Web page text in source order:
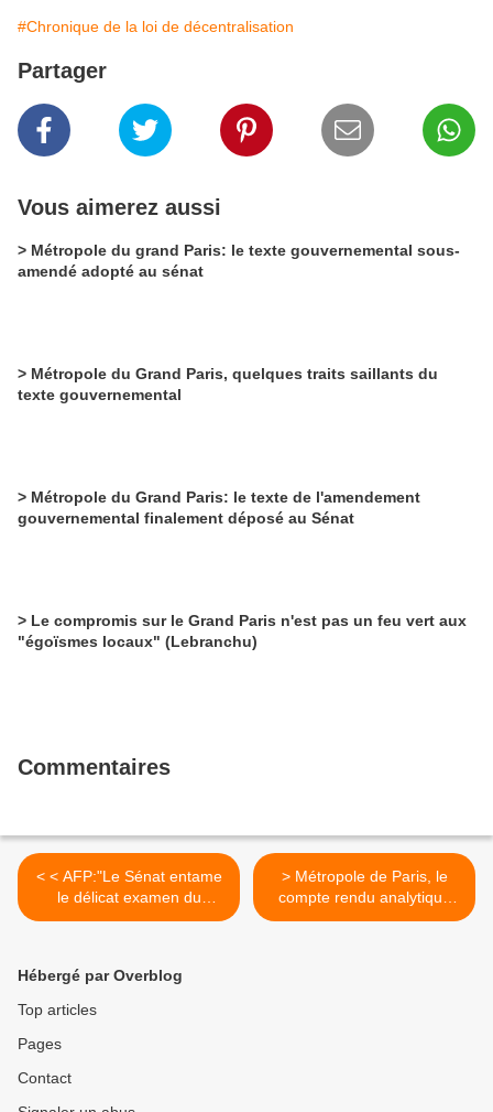
#Chronique de la loi de décentralisation
Partager
Vous aimerez aussi
> Métropole du grand Paris: le texte gouvernemental sous-
amendé adopté au sénat
> Métropole du Grand Paris, quelques traits saillants du
texte gouvernemental
> Métropole du Grand Paris: le texte de l'amendement
gouvernemental finalement déposé au Sénat
> Le compromis sur le Grand Paris n'est pas un feu vert aux
"égoïsmes locaux" (Lebranchu)
Commentaires
< < AFP:"Le Sénat entame
le délicat examen du
premier projet de loi de
> Métropole de Paris, le
compte rendu analytique
des débats au Sénat >
Hébergé par Overblog
Top articles
Pages
Contact